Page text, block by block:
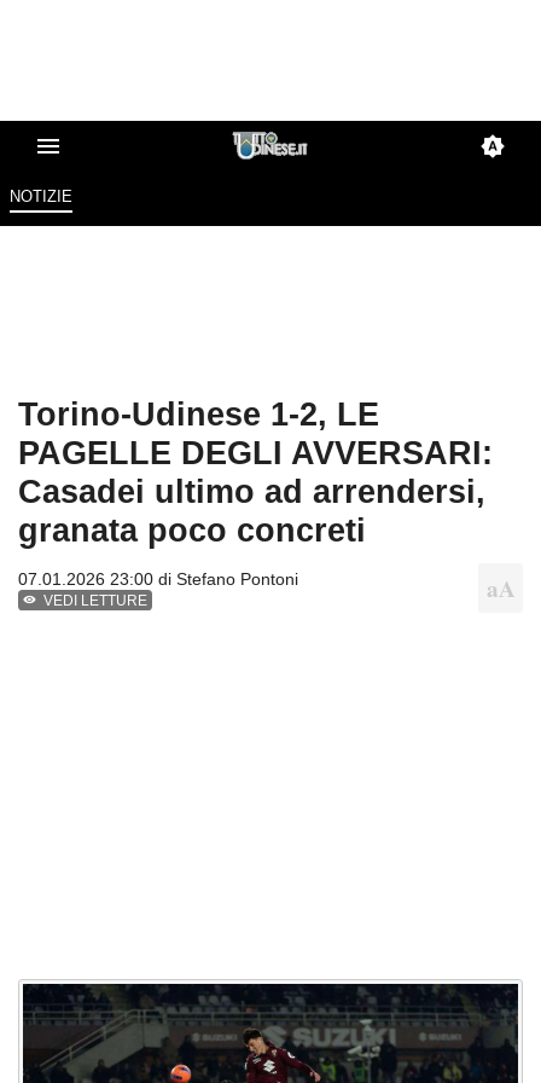
NOTIZIE
Torino-Udinese 1-2, LE
PAGELLE DEGLI AVVERSARI:
Casadei ultimo ad arrendersi,
granata poco concreti
07.01.2026 23:00 di Stefano Pontoni
VEDI LETTURE